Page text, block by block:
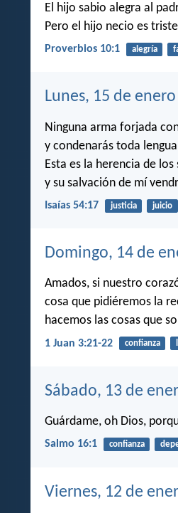
El hijo sabio alegra al
Pero el hijo necio es
Proverbios 10:1 alegría
Lunes, 15 de
Ninguna arma forjada
y condenarás toda
Esta es la herencia de
y su salvación de mí
Isaías 54:17 justicia juicio
Domingo, 14 de
Amados, si nuestro
cosa que pidiéremos la
hacemos las cosas que
1 Juan 3:21-22 confianza
Sábado, 13 de
Guárdame, oh Dios,
Salmo 16:1 confianza
Viernes, 12 de